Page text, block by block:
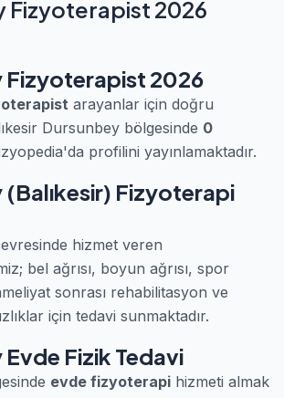
Fizyoterapist 2026
Fizyoterapist 2026
arayanlar için doğru
Dursunbey bölgesinde 0
profilini yayınlamaktadır.
(Balıkesir) Fizyoterapi
hizmet veren
bel ağrısı, boyun ağrısı, spor
sonrası rehabilitasyon ve
için tedavi sunmaktadır.
Fizik Tedavi
evde fizyoterapi hizmeti almak